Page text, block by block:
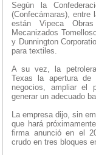
Según la
(Confecámaras), entre
están Vipeca
Mecanizados
y Dunnington
para textiles.
A su vez, la petrolera
Texas la apertura de
negocios, ampliar el
generar un adecuado
La empresa dijo, sin
que hará
firma anunció en el
crudo en tres bloques